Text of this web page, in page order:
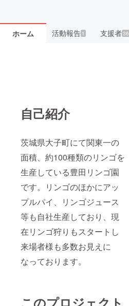
ホーム 活動報告1 支援者36
自己紹介
茨城県大子町にて関東一の
面積、約100種類のリンゴを
生産している豊田リンゴ園
です。リンゴのほかにアッ
プルパイ、リンゴジュース
等も自社生産しており、現
在リンゴ狩りもスタートし
来場者様も多数お見えに
なっております。